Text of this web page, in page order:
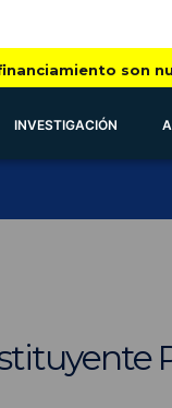
son
INVESTIGACIÓN